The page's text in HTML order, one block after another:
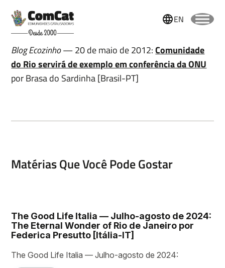
EN
Blog Ecozinho— 20 de maio de 2012:Comunidade
do Rio servirá de exemplo em conferência da ONU
por Brasa do Sardinha [Brasil-PT]
Matérias Que Você Pode Gostar
The Good Life Italia — Julho-agosto de 2024:
The Eternal Wonder of Rio de Janeiro por
Federica Presutto [Itália-IT]
The Good Life Italia — Julho-agosto de 2024:
Sobrenome